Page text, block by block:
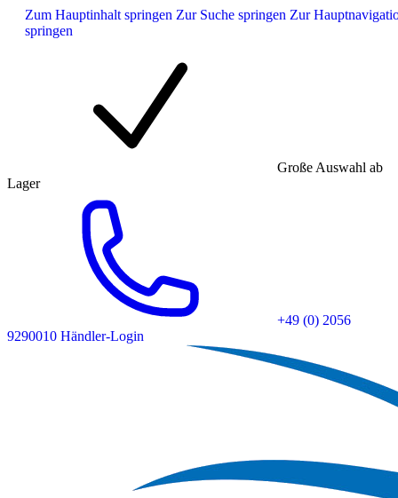
Zum Hauptinhalt springen Zur Suche springen Zur
springen
Große Auswahl ab
Lager
+49 (0) 2056
9290010 Händler-Login